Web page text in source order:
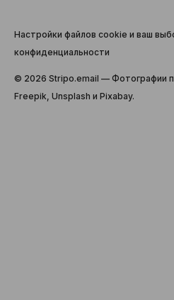
Настройки файлов cookie и ваш
конфиденциальности
© 2026 Stripо.email — Фотографии
Freepik, Unsplash и Pixabay.